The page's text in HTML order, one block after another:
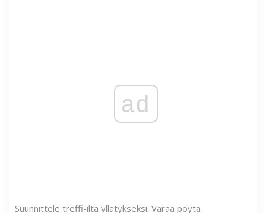
ad
Suunnittele treffi-ilta yllätykseksi. Varaa pöytä